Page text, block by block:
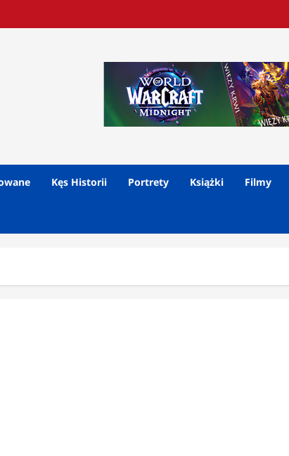
Kęs Historii Portrety Książki Filmy